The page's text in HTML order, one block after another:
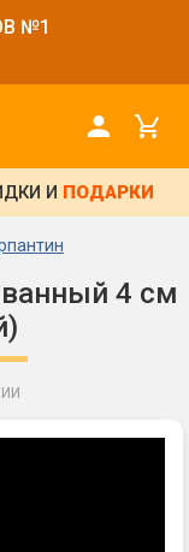
№1
И ПОДАРКИ
4 см